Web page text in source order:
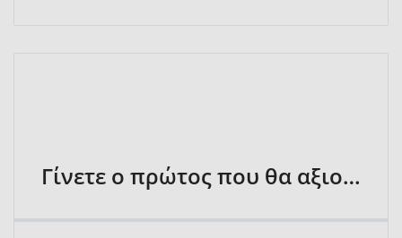
Γίνετε ο πρώτος που θα αξιολογήσει